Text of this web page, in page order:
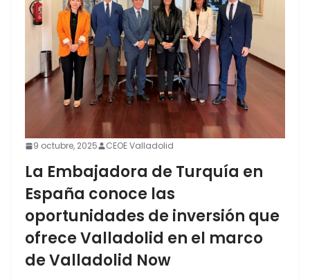
9 octubre, 2025 CEOE Valladolid
La Embajadora de Turquía en
España conoce las
oportunidades de inversión que
ofrece Valladolid en el marco
de Valladolid Now